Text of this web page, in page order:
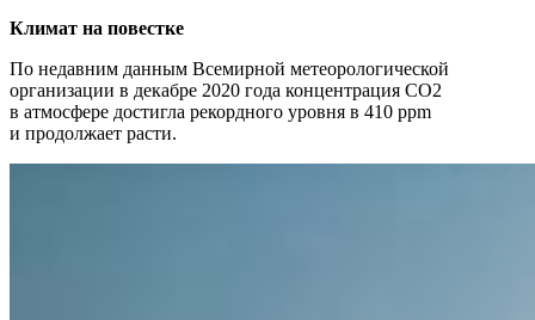
Климат на повестке
По недавним данным Всемирной метеорологической
организации в декабре 2020 года концентрация СО2
в атмосфере достигла рекордного уровня в 410 ppm
и продолжает расти.